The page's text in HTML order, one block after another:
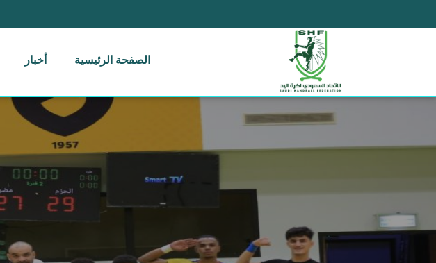
الصفحة الرئيسية أخبار